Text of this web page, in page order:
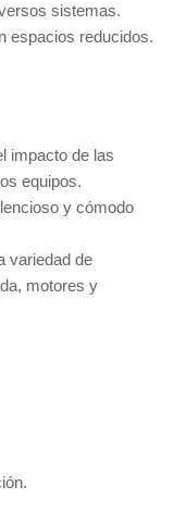
sistemas.
espacios reducidos.
impacto de las
equipos.
y cómodo
variedad de
motores y